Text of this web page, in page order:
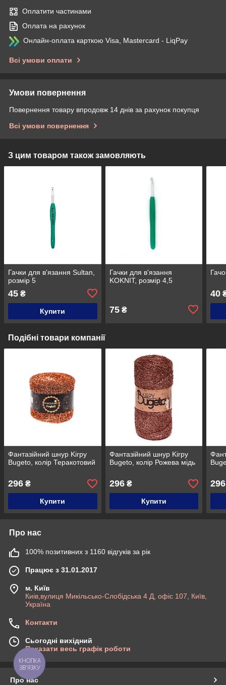
Оплатити частинами
Оплата на рахунок
Онлайн-оплата карткою Visa, Mastercard - LiqPay
Всі умови оплати
Умови повернення
Повернення товару впродовж 14 днів за рахунок покупця
Всі умови повернення
З цим товаром також замовляють
Гачки для в'язання Sultan,
розмір 5
45 ₴
Купити
Гачки для в'язання
KOKNIT, розмір 4,5
75₴
40
Подібні товари компанії
Фантазійний шнур Kirpy
Bugeto, колір Теракотовий
296 ₴
Купити
Фантазійний шнур Kirpy
Bugeto, колір Рожева мідь
296₴
Купити
296
Про нас
100% позитивних з 1160 відгуків за рік
Працює з 31.01.2017
м. Київ
Киів,вулиця Микільсько-Слобідська 4 Д, офіс 107, Київ,
Україна
Контакти
Сьогодні вихідний
Показати весь графік роботи
Про нас
КНОПКА
ЗВ'ЯЗКУ